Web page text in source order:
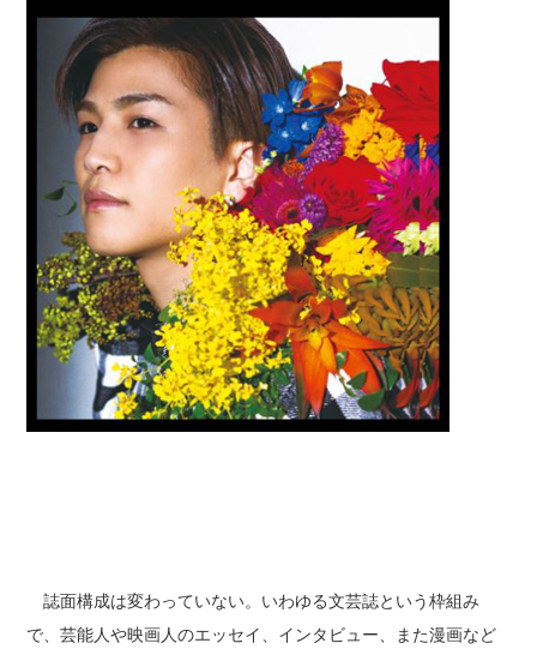
誌面構成は変わっていない。いわゆる文芸誌という枠組み
で、芸能人や映画人のエッセイ、インタビュー、また漫画など